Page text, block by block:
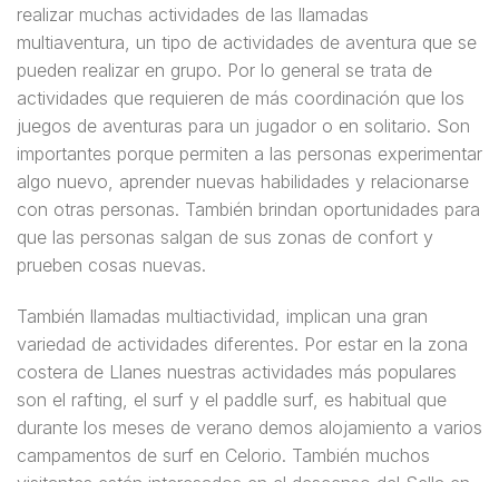
realizar muchas actividades de las llamadas
multiaventura, un tipo de actividades de aventura que se
pueden realizar en grupo. Por lo general se trata de
actividades que requieren de más coordinación que los
juegos de aventuras para un jugador o en solitario. Son
importantes porque permiten a las personas experimentar
algo nuevo, aprender nuevas habilidades y relacionarse
con otras personas. También brindan oportunidades para
que las personas salgan de sus zonas de confort y
prueben cosas nuevas.
También llamadas multiactividad, implican una gran
variedad de actividades diferentes. Por estar en la zona
costera de Llanes nuestras actividades más populares
son el rafting, el surf y el paddle surf, es habitual que
durante los meses de verano demos alojamiento a varios
campamentos de surf en Celorio. También muchos